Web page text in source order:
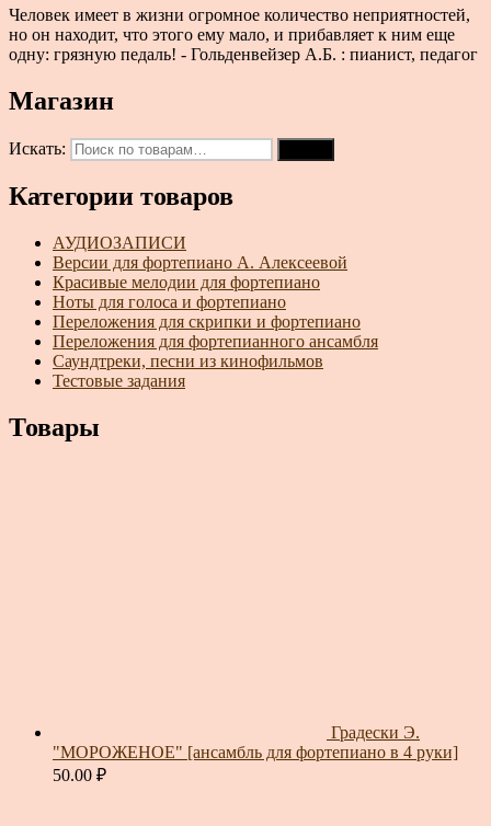
Человек имеет в жизни огромное количество неприятностей,
но он находит, что этого ему мало, и прибавляет к ним еще
одну: грязную педаль! - Гольденвейзер А.Б. : пианист, педагог
Магазин
Искать:
Категории товаров
АУДИОЗАПИСИ
Версии для фортепиано А. Алексеевой
Красивые мелодии для фортепиано
Ноты для голоса и фортепиано
Переложения для скрипки и фортепиано
Переложения для фортепианного ансамбля
Саундтреки, песни из кинофильмов
Тестовые задания
Товары
Градески Э.
"МОРОЖЕНОЕ" [ансамбль для фортепиано в 4 руки]
50.00 ₽